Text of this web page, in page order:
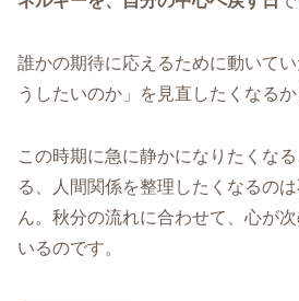
誰かの期待に応えるために動いて
うしたいのか」を見直したくなるか
この時期に急に静かになりたくな
る、人間関係を整理したくなるの
ん。秋分の流れに合わせて、心が
いるのです。